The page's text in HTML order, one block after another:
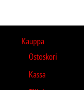
Kauppa
Ostoskori
Kassa